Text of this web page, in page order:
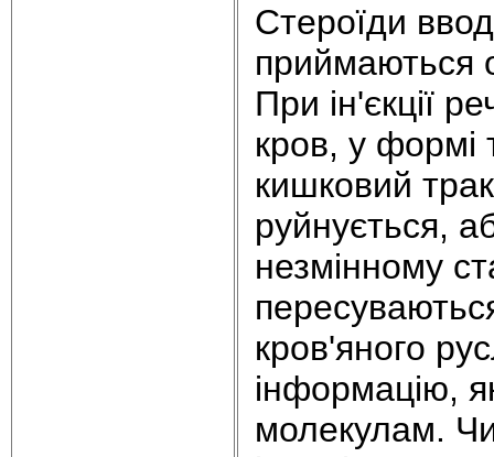
Стероїди
приймаються
При ін'єкції
кров, у формі
кишковий
руйнується,
незмінному
кров'яного
інформацію,
молекулам.